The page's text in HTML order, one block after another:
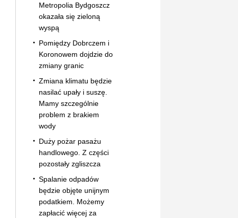
Metropolia Bydgoszcz
okazała się zieloną
wyspą
Pomiędzy Dobrczem i
Koronowem dojdzie do
zmiany granic
Zmiana klimatu będzie
nasilać upały i suszę.
Mamy szczególnie
problem z brakiem
wody
Duży pożar pasażu
handlowego. Z części
pozostały zgliszcza
Spalanie odpadów
będzie objęte unijnym
podatkiem. Możemy
zapłacić więcej za